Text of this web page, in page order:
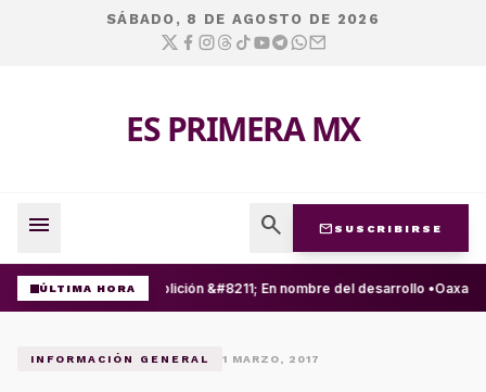
SÁBADO, 8 DE AGOSTO DE 2026
ES PRIMERA MX
menu search mail SUSCRIBIRSE
ÚLTIMA HORA Expolición &#8211; En nombre del desarrollo •Oaxaca
INFORMACIÓN GENERAL 1 MARZO, 2017